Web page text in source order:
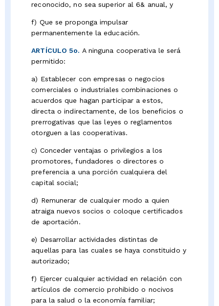
reconocido, no sea superior al 6& anual, y
f) Que se proponga impulsar
permanentemente la educación.
ARTÍCULO 5o. A ninguna cooperativa le será
permitido:
a) Establecer con empresas o negocios
comerciales o industriales combinaciones o
acuerdos que hagan participar a estos,
directa o indirectamente, de los beneficios o
prerrogativas que las leyes o reglamentos
otorguen a las cooperativas.
c) Conceder ventajas o privilegios a los
promotores, fundadores o directores o
preferencia a una porción cualquiera del
capital social;
d) Remunerar de cualquier modo a quien
atraiga nuevos socios o coloque certificados
de aportación.
e) Desarrollar actividades distintas de
aquellas para las cuales se haya constituido y
autorizado;
f) Ejercer cualquier actividad en relación con
artículos de comercio prohibido o nocivos
para la salud o la economía familiar;